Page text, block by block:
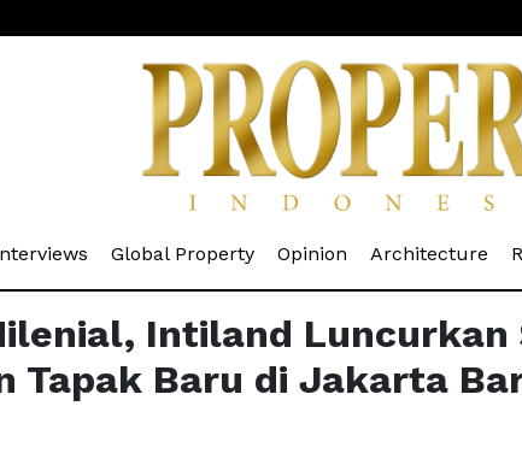
(current)
Global Property(current)
Opinion (current)
Architecture
Intiland Luncurkan
Tapak Baru di Jakarta